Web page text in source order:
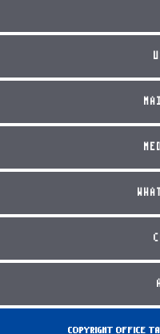
COPYRIGHT OFFICE